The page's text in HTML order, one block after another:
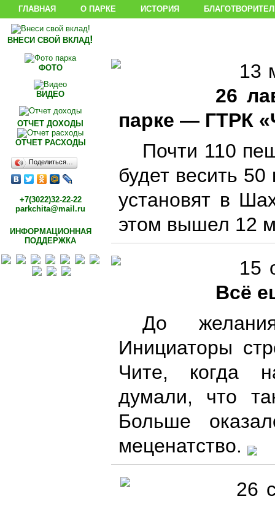
ГЛАВНАЯ О ПАРКЕ ИСТОРИЯ
13
26
парке — ГТРК
Почти 110
будет весить
установят в
этом вышел 12
15
Всё
До
Инициаторы
Чите, когда
думали, что
Больше
меценатство.
26
ВНЕСИ СВОЙ ВКЛАД!
ФОТО
ВИДЕО
ОТЧЕТ ДОХОДЫ
ОТЧЕТ РАСХОДЫ
Поделиться…
+7(3022)32-22-22
parkchita@mail.ru
ИНФОРМАЦИОННАЯ
ПОДДЕРЖКА